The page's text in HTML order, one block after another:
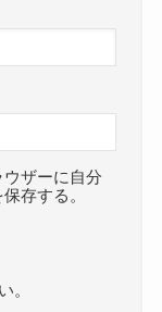
ザーに自分
存する。
。